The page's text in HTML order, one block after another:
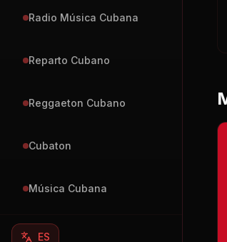
Radio Música Cubana
Reparto Cubano
Reggaeton Cubano
Cubaton
Música Cubana
ES